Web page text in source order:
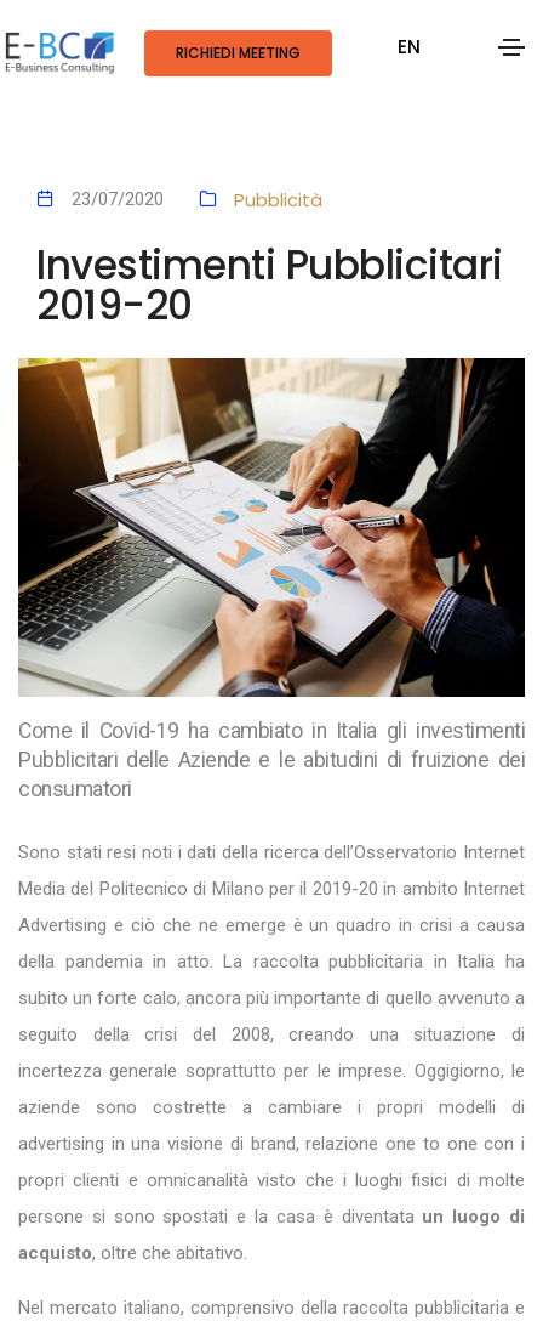
RICHIEDI MEETING EN
23/07/2020 Pubblicità
Investimenti Pubblicitari
2019-20
Come il Covid-19 ha cambiato in Italia gli investimenti
Pubblicitari delle Aziende e le abitudini di fruizione dei
consumatori
Sono stati resi noti i dati della ricerca dell’Osservatorio Internet
Media del Politecnico di Milano per il 2019-20 in ambito Internet
Advertising e ciò che ne emerge è un quadro in crisi a causa
della pandemia in atto. La raccolta pubblicitaria in Italia ha
subito un forte calo, ancora più importante di quello avvenuto a
seguito della crisi del 2008, creando una situazione di
incertezza generale soprattutto per le imprese. Oggigiorno, le
aziende sono costrette a cambiare i propri modelli di
advertising in una visione di brand, relazione one to one con i
propri clienti e omnicanalità visto che i luoghi fisici di molte
persone si sono spostati e la casa è diventata un luogo di
acquisto, oltre che abitativo.
Nel mercato italiano, comprensivo della raccolta pubblicitaria e